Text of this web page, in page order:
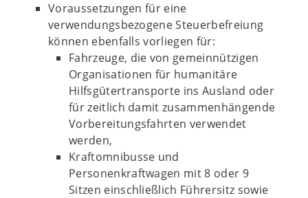
Voraussetzungen für eine
verwendungsbezogene Steuerbefreiung
können ebenfalls vorliegen für:
Fahrzeuge, die von gemeinnützigen
Organisationen für humanitäre
Hilfsgütertransporte ins Ausland oder
für zeitlich damit zusammenhängende
Vorbereitungsfahrten verwendet
werden,
Kraftomnibusse und
Personenkraftwagen mit 8 oder 9
Sitzen einschließlich Führersitz sowie